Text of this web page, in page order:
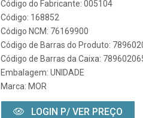
Código do Fabricante: 005104
Código: 168852
Código NCM: 76169900
Código de Barras do Produto:
Código de Barras da Caixa:
Embalagem: UNIDADE
Marca: MOR
LOGIN P/ VER PREÇO